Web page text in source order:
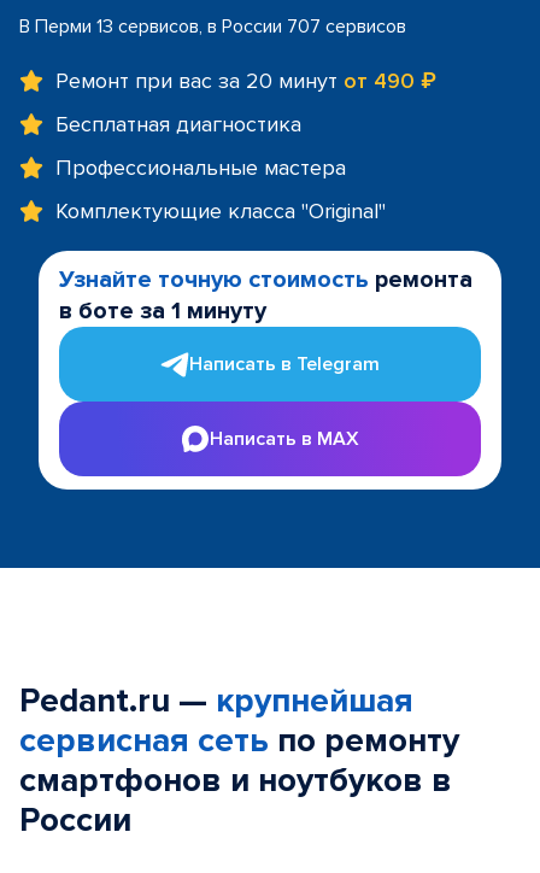
В Перми 13 сервисов, в России 707 сервисов
Ремонт при вас за 20 минут от 490 ₽
Бесплатная диагностика
Профессиональные мастера
Комплектующие класса "Original"
Узнайте точную стоимость ремонта
в боте за 1 минуту
Написать в Telegram
Написать в MAX
Pedant.ru — крупнейшая
сервисная сеть по ремонту
смартфонов и ноутбуков в
России